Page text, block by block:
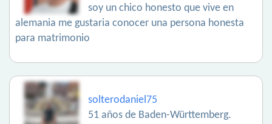
soy un chico honesto que vive en
alemania me gustaria conocer una persona honesta
para matrimonio
solterodaniel75
51 años de Baden-Württemberg.